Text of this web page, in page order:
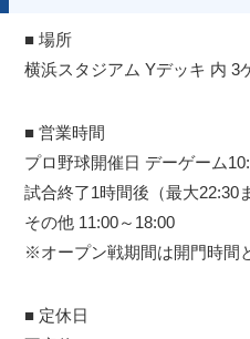
■ 場所
横浜スタジアム Yデッキ 内 3
■ 営業時間
プロ野球開催日 デーゲーム
試合終了1時間後（最大22:30
その他 11:00～18:00
※オープン戦期間は開門時間
■ 定休日